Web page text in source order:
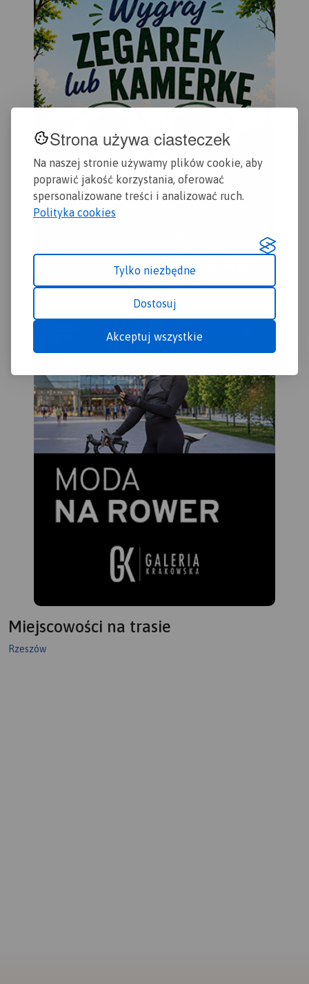
Strona używa ciasteczek
Na naszej stronie używamy plików cookie, aby
poprawić jakość korzystania, oferować
spersonalizowane treści i analizować ruch.
Polityka cookies
Tylko niezbędne
Dostosuj
Akceptuj wszystkie
Miejscowości na trasie
Rzeszów